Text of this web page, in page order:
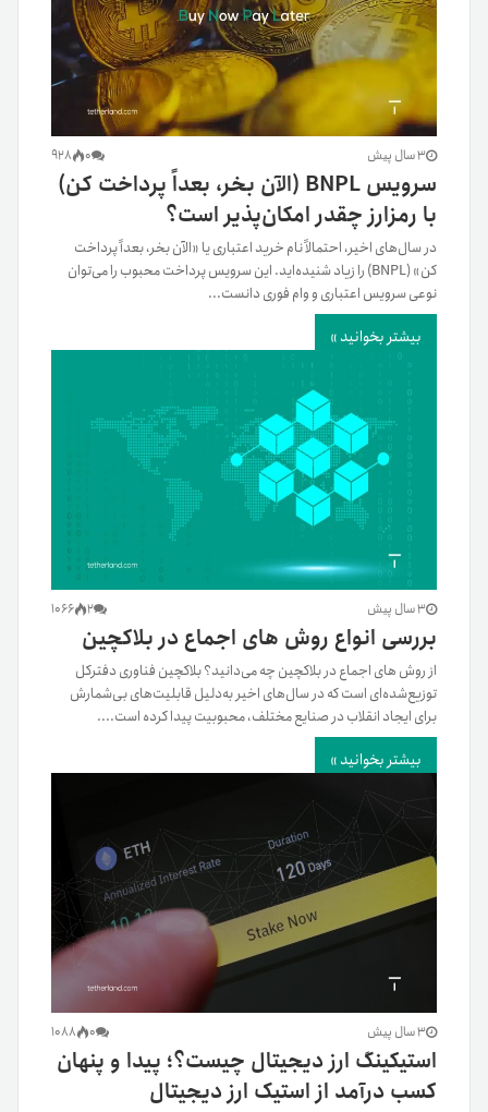
3 سال پیش 0
928
سرویس BNPL (الآن بخر، بعداً پرداخت کن)
با رمزارز چقدر امکان‌پذیر است؟
در سال‌های اخیر، احتمالاً نام خرید اعتباری یا «الآن بخر، بعداً پرداخت
کن» (BNPL) را زیاد شنیده‌اید. این سرویس پرداخت محبوب را می‌توان
نوعی سرویس اعتباری و وام فوری دانست...
بیشتر بخوانید »
3 سال پیش 2
1066
بررسی انواع روش های اجماع در بلاکچین
از روش های اجماع در بلاکچین چه می‌دانید؟ بلاکچین فناوری دفتر‌کل
توزیع‌شده‌ای است که در سال‌های اخیر به‌دلیل قابلیت‌های بی‌شمارش
برای ایجاد انقلاب در صنایع مختلف، محبوبیت پیدا کرده است....
بیشتر بخوانید »
3 سال پیش 0
1088
استیکینگ ارز دیجیتال چیست؟؛ پیدا و پنهان
کسب درآمد از استیک ارز دیجیتال